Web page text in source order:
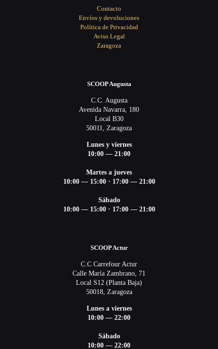
Contacto
Envíos y devoluciones
Política de Privacidad
Aviso Legal
Zaragoza
SCOOP Augusta
C.C. Augusta
Avenida Navarra, 180
Local B30
50011, Zaragoza
Lunes y viernes
10:00 — 21:00
Martes a jueves
10:00 — 15:00 · 17:00 — 21:00
Sábado
10:00 — 15:00 · 17:00 — 21:00
SCOOP Actur
C.C Carrefour Actur
Calle María Zambrano, 71
Local S12 (Planta Baja)
50018, Zaragoza
Lunes a viernes
10:00 — 22:00
Sábado
10:00 — 22:00